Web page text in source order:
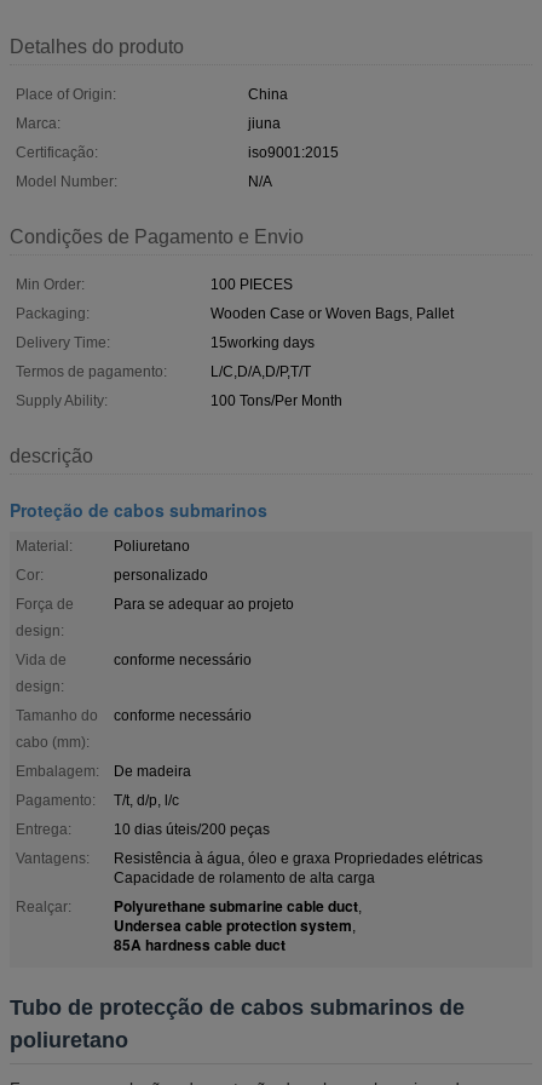
Detalhes do produto
Place of Origin:
China
Marca:
jiuna
Certificação:
iso9001:2015
Model Number:
N/A
Condições de Pagamento e Envio
Min Order:
100 PIECES
Packaging:
Wooden Case or Woven Bags, Pallet
Delivery Time:
15working days
Termos de pagamento:
L/C,D/A,D/P,T/T
Supply Ability:
100 Tons/Per Month
descrição
Proteção de cabos submarinos
Material:
Poliuretano
Cor:
personalizado
Força de
design:
Para se adequar ao projeto
Vida de
design:
conforme necessário
Tamanho do
cabo (mm):
conforme necessário
Embalagem:
De madeira
Pagamento:
T/t, d/p, l/c
Entrega:
10 dias úteis/200 peças
Vantagens:
Resistência à água, óleo e graxa Propriedades elétricas
Capacidade de rolamento de alta carga
Realçar:
Polyurethane submarine cable duct,
Undersea cable protection system,
85A hardness cable duct
Tubo de protecção de cabos submarinos de
poliuretano